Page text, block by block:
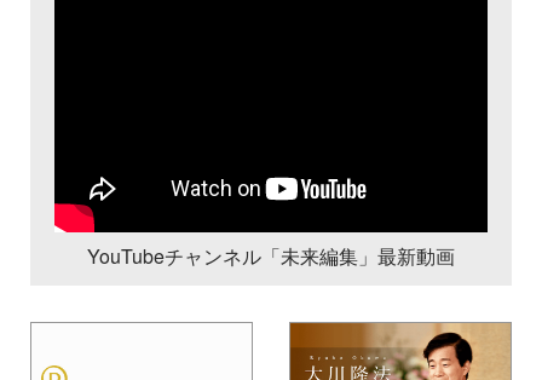
YouTubeチャンネル「未来編集」最新動画